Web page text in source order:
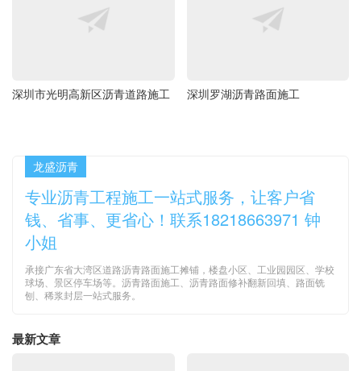
深圳市光明高新区沥青道路施工 深圳罗湖沥青路面施工
龙盛沥青
专业沥青工程施工一站式服务，让客户省
钱、省事、更省心！联系18218663971 钟
小姐
承接广东省大湾区道路沥青路面施工摊铺，楼盘小区、工业园园区、学校
球场、景区停车场等。沥青路面施工、沥青路面修补翻新回填、路面铣
刨、稀浆封层一站式服务。
最新文章